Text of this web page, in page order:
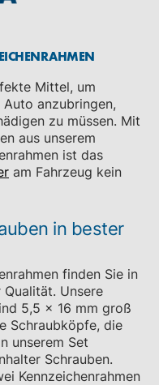
Mittel, um
Auto anzubringen,
zu müssen. Mit
aus unserem
ist das
am Fahrzeug kein
in bester
finden Sie in
Qualität. Unsere
5,5 x 16 mm groß
Schraubköpfe, die
unserem Set
Schrauben.
Kennzeichenrahmen